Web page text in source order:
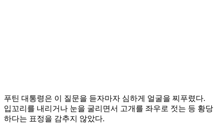
푸틴 대통령은 이 질문을 듣자마자 심하게 얼굴을 찌푸렸다.
입꼬리를 내리거나 눈을 굴리면서 고개를 좌우로 젓는 등 황당
하다는 표정을 감추지 않았다.